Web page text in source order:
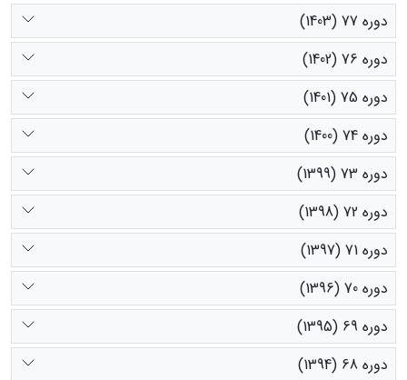
دوره 77 (1403)
دوره 76 (1402)
دوره 75 (1401)
دوره 74 (1400)
دوره 73 (1399)
دوره 72 (1398)
دوره 71 (1397)
دوره 70 (1396)
دوره 69 (1395)
دوره 68 (1394)